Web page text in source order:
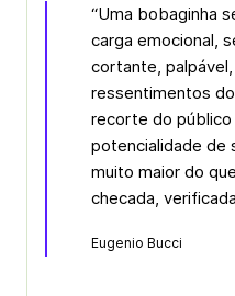
“Uma bobaginha
carga emocional,
cortante,
ressentimentos
recorte do público
potencialidade de
muito maior do
checada,
Eugenio Bucci